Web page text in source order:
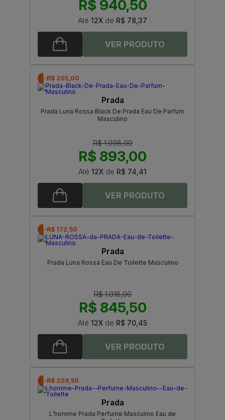
R$ 940,50
Até 12X de R$ 78,37
-R$ 205,00
Prada
Prada Luna Rossa Black De Prada Eau De Parfum
Masculino
R$ 1.098,00
R$ 893,00
Até 12X de R$ 74,41
-R$ 172,50
Prada
Prada Luna Rossa Eau De Toilette Masculino
R$ 1.018,00
R$ 845,50
Até 12X de R$ 70,45
-R$ 209,50
Prada
L’homme Prada Perfume Masculino Eau de